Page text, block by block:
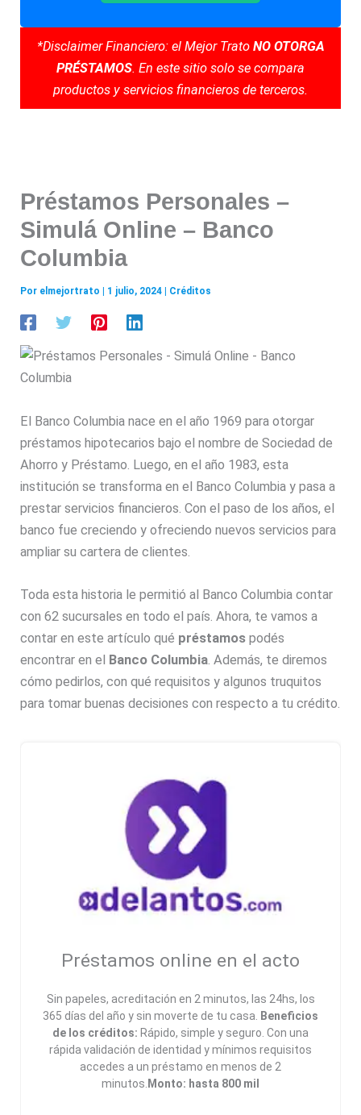
*Disclaimer Financiero: el Mejor Trato NO OTORGA
PRÉSTAMOS. En este sitio solo se compara
productos y servicios financieros de terceros.
Préstamos Personales –
Simulá Online – Banco
Columbia
Por elmejortrato 1 julio, 2024 Créditos
El Banco Columbia nace en el año 1969 para otorgar
préstamos hipotecarios bajo el nombre de Sociedad de
Ahorro y Préstamo. Luego, en el año 1983, esta
institución se transforma en el Banco Columbia y pasa a
prestar servicios financieros. Con el paso de los años, el
banco fue creciendo y ofreciendo nuevos servicios para
ampliar su cartera de clientes.
Toda esta historia le permitió al Banco Columbia contar
con 62 sucursales en todo el país. Ahora, te vamos a
contar en este artículo qué préstamos podés
encontrar en el Banco Columbia. Además, te diremos
cómo pedirlos, con qué requisitos y algunos truquitos
para tomar buenas decisiones con respecto a tu crédito.
Préstamos online en el acto
Sin papeles, acreditación en 2 minutos, las 24hs, los
365 días del año y sin moverte de tu casa.
Beneficios
de los créditos: Rápido, simple y seguro. Con una
rápida validación de identidad y mínimos requisitos
accedes a un préstamo en menos de 2
minutos. Monto: hasta 800 mil